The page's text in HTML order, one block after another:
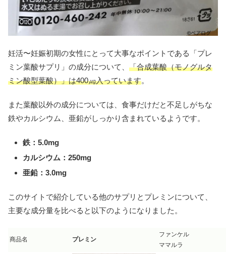
妊活〜妊娠初期の女性にとって大事なポイントである「プレ
ミン葉酸サプリ」の成分について、 「合成葉酸（モノグルタ
ミン酸型葉酸）」は400㎍入っています。
また葉酸以外の成分については、食事だけだと不足しがちな
鉄やカルシウム、亜鉛がしっかり含まれているようです。
鉄：5.0mg
カルシウム：250mg
亜鉛：3.0mg
このサイトで紹介している他のサプリとプレミンについて、
主要な成分量を比べると以下のようになりました。
商品名 プレミン
ファンケル
ママルラ